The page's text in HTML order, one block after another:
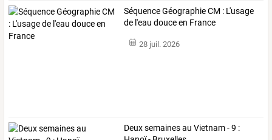
Séquence Géographie CM : L'usage
de l'eau douce en France
28 juil. 2026
Deux semaines au Vietnam - 9 :